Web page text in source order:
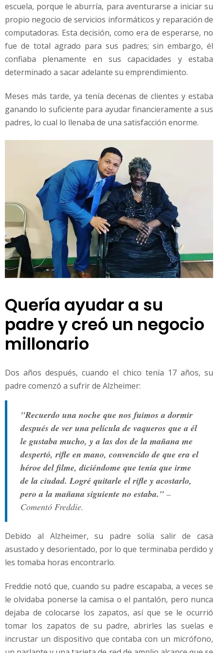
escuela, porque le aburría, para aventurarse a iniciar su
propio negocio de servicios informáticos y reparación de
computadoras. Esta decisión, como era de esperarse, no
fue de total agrado para sus padres; sin embargo, él
confiaba plenamente en sus capacidades y estaba
determinado a sacar adelante su emprendimiento.
Meses más tarde, ya tenía decenas de clientes y estaba
ganando lo suficiente para ayudar financieramente a sus
padres, lo cual lo llenaba de una satisfacción enorme.
Quería ayudar a su
padre y creó un negocio
millonario
Dos años después, cuando el chico tenía 17 años, su
padre comenzó a sufrir de Alzheimer:
"Recuerdo una noche que nos fuimos a dormir
después de ver una película de vaqueros que a él
le gustaba mucho, y a las dos de la mañana me
despertó, rifle en mano, convencido de que era el
héroe del filme, diciéndome que tenía que irme
de la ciudad. Logré quitarle el rifle y acostarlo,
pero a la mañana siguiente no estaba." –
Comentó Freddie.
Debido al Alzheimer, su padre solía salir de casa
asustado y desorientado, por lo que terminaba perdido y
les tomaba horas encontrarlo.
Freddie notó que, cuando su padre escapaba, a veces se
le olvidaba ponerse la camisa o el pantalón, pero nunca
dejaba de colocarse los zapatos, así que se le ocurrió
tomar los zapatos de su padre, abrirles las suelas e
incrustar un dispositivo que contaba con un micrófono,